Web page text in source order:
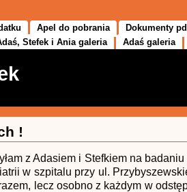
Apel do pobrania
Dokumenty
Stefek i Ania galeria Adaś galeria
!
z Adasiem i Stefkiem na
w szpitalu przy ul.
lecz osobno z każdym w